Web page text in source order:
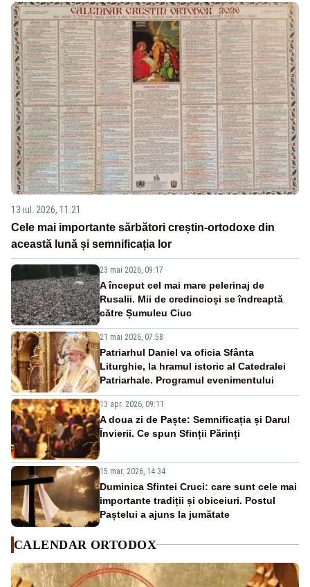
13 iul. 2026, 11:21
Cele mai importante sărbători creștin-ortodoxe din
această lună și semnificația lor
23 mai 2026, 09:17
A început cel mai mare pelerinaj de
Rusalii. Mii de credincioși se îndreaptă
către Șumuleu Ciuc
21 mai 2026, 07:58
Patriarhul Daniel va oficia Sfânta
Liturghie, la hramul istoric al Catedralei
Patriarhale. Programul evenimentului
13 apr. 2026, 09:11
A doua zi de Paște: Semnificația și Darul
Învierii. Ce spun Sfinții Părinți
15 mar. 2026, 14:34
Duminica Sfintei Cruci: care sunt cele mai
importante tradiții și obiceiuri. Postul
Paștelui a ajuns la jumătate
CALENDAR ORTODOX